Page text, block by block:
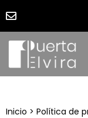
Inicio > Política de